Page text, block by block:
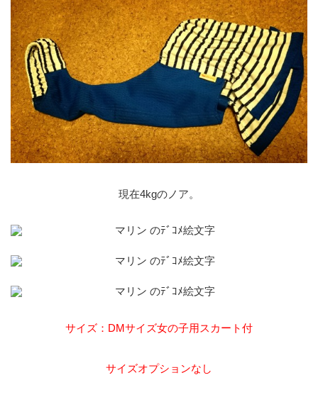
現在4kgのノア。
サイズ：DMサイズ女の子用スカート付
サイズオプションなし